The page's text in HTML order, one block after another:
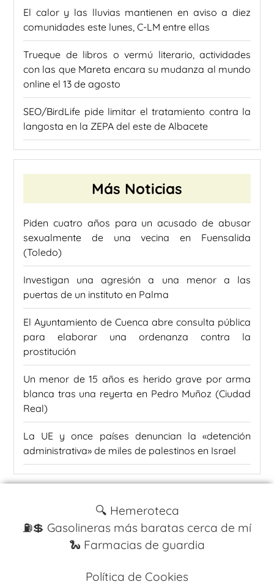
El calor y las lluvias mantienen en aviso a diez
comunidades este lunes, C-LM entre ellas
Trueque de libros o vermú literario, actividades
con las que Mareta encara su mudanza al mundo
online el 13 de agosto
SEO/BirdLife pide limitar el tratamiento contra la
langosta en la ZEPA del este de Albacete
Más Noticias
Piden cuatro años para un acusado de abusar
sexualmente de una vecina en Fuensalida
(Toledo)
Investigan una agresión a una menor a las
puertas de un instituto en Palma
El Ayuntamiento de Cuenca abre consulta pública
para elaborar una ordenanza contra la
prostitución
Un menor de 15 años es herido grave por arma
blanca tras una reyerta en Pedro Muñoz (Ciudad
Real)
La UE y once países denuncian la «detención
administrativa» de miles de palestinos en Israel
🔍 Hemeroteca
⛽️💲 Gasolineras más baratas cerca de mí
🐍 Farmacias de guardia
Política de Cookies